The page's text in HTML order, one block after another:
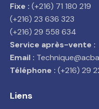
Fixe : (+216) 71 180 219
(+216) 23 636 323
(+216) 29 558 634
Service après-vente :
Email :
Téléphone : (+216) 29
Liens